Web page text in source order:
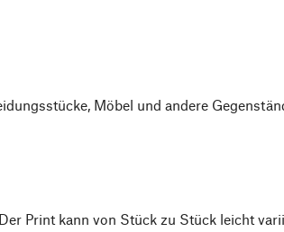
Möbel und andere
Print kann von Stück zu Stück leicht